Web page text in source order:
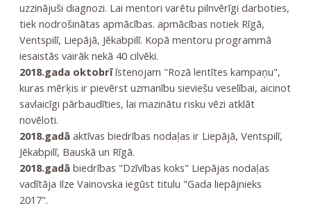
uzzinājuši diagnozi. Lai mentori varētu pilnvērīgi darboties,
tiek nodrošinātas apmācības. apmācības notiek Rīgā,
Ventspilī, Liepājā, Jēkabpilī. Kopā mentoru programmā
iesaistās vairāk nekā 40 cilvēki.
2018.gada oktobrīīstenojam "Rozā lentītes kampaņu",
kuras mērķis ir pievērst uzmanību sieviešu veselībai, aicinot
savlaicīgi pārbaudīties, lai mazinātu risku vēzi atklāt
novēloti.
2018.gadāaktīvas biedrības nodaļas ir Liepājā, Ventspilī,
Jēkabpilī, Bauskā un Rīgā.
2018.gadābiedrības "Dzīvības koks" Liepājas nodaļas
vadītāja Ilze Vainovska iegūst titulu "Gada liepājnieks
2017".